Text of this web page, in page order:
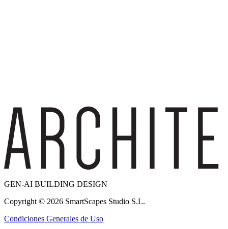
GEN-AI BUILDING DESIGN
Copyright © 2026 SmartScapes Studio S.L.
Condiciones Generales de Uso